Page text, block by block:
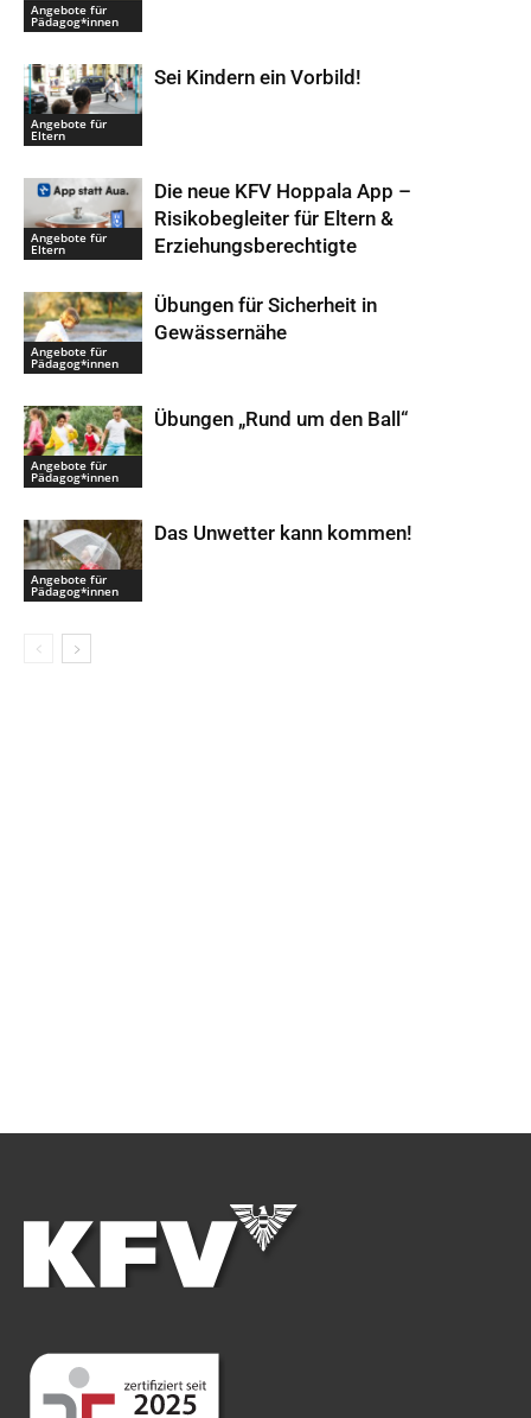
Angebote für
Pädagog*innen
Angebote für
Eltern
Sei Kindern ein Vorbild!
Angebote für
Eltern
Die neue KFV Hoppala App –
Risikobegleiter für Eltern &
Erziehungsberechtigte
Angebote für
Pädagog*innen
Übungen für Sicherheit in
Gewässernähe
Angebote für
Pädagog*innen
Übungen „Rund um den Ball“
Angebote für
Pädagog*innen
Das Unwetter kann kommen!